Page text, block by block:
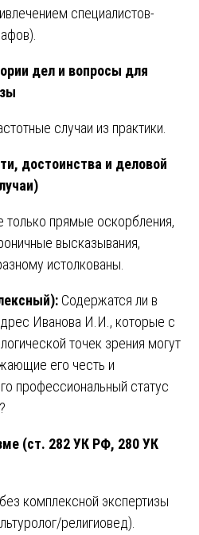
специалистов-
дел и вопросы для
случаи из практики.
достоинства и деловой
только прямые оскорбления,
высказывания,
истолкованы.
Содержатся ли в
Иванова И.И., которые с
точек зрения могут
его честь и
профессиональный статус
(ст. 282 УК РФ, 280 УК
комплексной экспертизы
религиовед).